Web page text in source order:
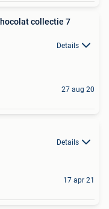
collectie 7
Details
27 aug 20
Details
17 apr 21